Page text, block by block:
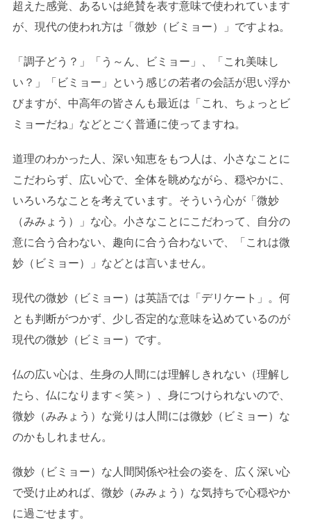
超えた感覚、あるいは絶賛を表す意味で使われています
が、現代の使われ方は「微妙（ビミョー）」ですよね。
「調子どう？」「う～ん、ビミョー」、「これ美味し
い？」「ビミョー」という感じの若者の会話が思い浮か
びますが、中高年の皆さんも最近は「これ、ちょっとビ
ミョーだね」などとごく普通に使ってますね。
道理のわかった人、深い知恵をもつ人は、小さなことに
こだわらず、広い心で、全体を眺めながら、穏やかに、
いろいろなことを考えています。そういう心が「微妙
（みみょう）」な心。小さなことにこだわって、自分の
意に合う合わない、趣向に合う合わないで、「これは微
妙（ビミョー）」などとは言いません。
現代の微妙（ビミョー）は英語では「デリケート」。何
とも判断がつかず、少し否定的な意味を込めているのが
現代の微妙（ビミョー）です。
仏の広い心は、生身の人間には理解しきれない（理解し
たら、仏になります＜笑＞）、身につけられないので、
微妙（みみょう）な覚りは人間には微妙（ビミョー）な
のかもしれません。
微妙（ビミョー）な人間関係や社会の姿を、広く深い心
で受け止めれば、微妙（みみょう）な気持ちで心穏やか
に過ごせます。